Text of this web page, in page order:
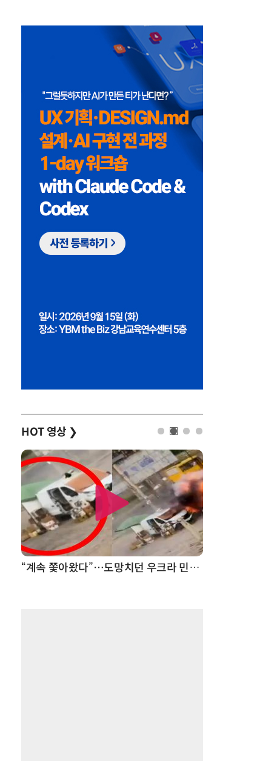
HOT 영상 ❯
“계속 쫓아왔다”…도망치던 우크라 민간인 공격한 러 자폭 드론